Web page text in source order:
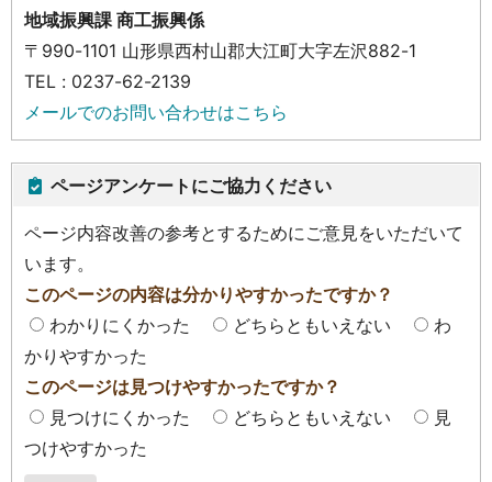
地域振興課 商工振興係
〒990-1101 山形県西村山郡大江町大字左沢882-1
TEL : 0237-62-2139
メールでのお問い合わせはこちら
ページアンケートにご協力ください
ページ内容改善の参考とするためにご意見をいただいて
います。
このページの内容は分かりやすかったですか？
わかりにくかった
どちらともいえない
わ
かりやすかった
このページは見つけやすかったですか？
見つけにくかった
どちらともいえない
見
つけやすかった